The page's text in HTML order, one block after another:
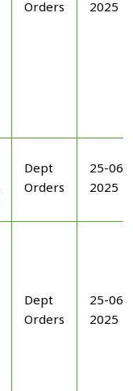
Orders
2025
Dept
Orders
25-06-
2025
Dept
Orders
25-06-
2025